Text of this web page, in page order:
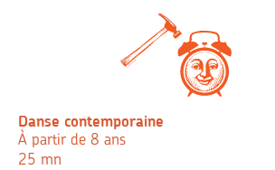
Danse contemporaine
À partir de 8 ans
25 mn